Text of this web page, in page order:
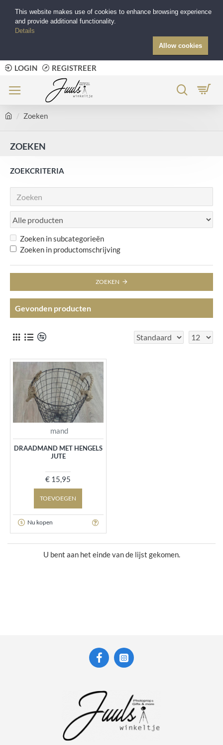
LOGIN REGISTREER
Zoeken
ZOEKEN
ZOEKCRITERIA
Zoeken in subcategorieën
Zoeken in productomschrijving
ZOEKEN
Gevonden producten
mand
DRAADMAND MET HENGELS
JUTE
€ 15,95
TOEVOEGEN
Nu kopen
U bent aan het einde van de lijst gekomen.
This website makes use of cookies to enhance browsing experience
and provide additional functionality.
Details
Allow cookies